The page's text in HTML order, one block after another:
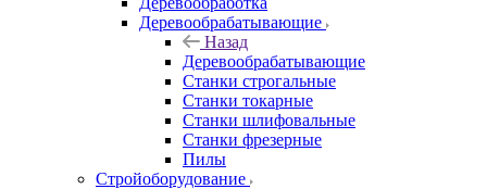
Деревообрабатывающие
Назад
Деревообрабатывающие
Станки строгальные
Станки токарные
Станки шлифовальные
Станки фрезерные
Пилы
Стройоборудование